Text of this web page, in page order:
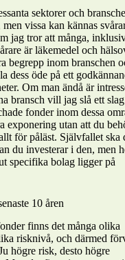
sektorer och
vissa kan kännas
jag tror att många,
är läkemedel och
begrepp inom branschen
dess öde på ett
Om man ändå är
bransch vill jag slå ett
fonder inom dessa
exponering utan att du
för påläst. Självfallet ska
du investerar i den, men
specifika bolag ligger på
10 åren
finns det många olika
risknivå, och därmed
högre risk, desto högre